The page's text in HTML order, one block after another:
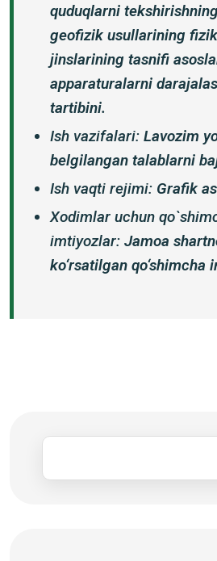
quduqlarni
geofizik usullarining
jinslarining tasnifi
apparaturalarni
tartibini.
Ish vazifalari: Lavozim
belgilangan talablarni
Ish vaqti rejimi: Grafik
Xodimlar uchun
imtiyozlar: Jamoa
ko‘rsatilgan